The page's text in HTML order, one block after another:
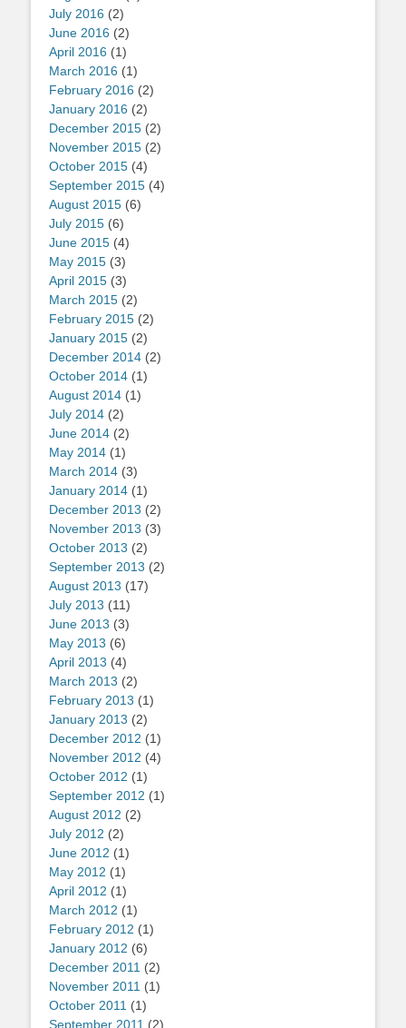
July 2016 (2)
June 2016 (2)
April 2016 (1)
March 2016 (1)
February 2016 (2)
January 2016 (2)
December 2015 (2)
November 2015 (2)
October 2015 (4)
September 2015 (4)
August 2015 (6)
July 2015 (6)
June 2015 (4)
May 2015 (3)
April 2015 (3)
March 2015 (2)
February 2015 (2)
January 2015 (2)
December 2014 (2)
October 2014 (1)
August 2014 (1)
July 2014 (2)
June 2014 (2)
May 2014 (1)
March 2014 (3)
January 2014 (1)
December 2013 (2)
November 2013 (3)
October 2013 (2)
September 2013 (2)
August 2013 (17)
July 2013 (11)
June 2013 (3)
May 2013 (6)
April 2013 (4)
March 2013 (2)
February 2013 (1)
January 2013 (2)
December 2012 (1)
November 2012 (4)
October 2012 (1)
September 2012 (1)
August 2012 (2)
July 2012 (2)
June 2012 (1)
May 2012 (1)
April 2012 (1)
March 2012 (1)
February 2012 (1)
January 2012 (6)
December 2011 (2)
November 2011 (1)
October 2011 (1)
September 2011 (2)